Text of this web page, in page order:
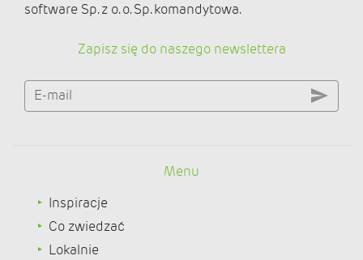
software Sp. z o. o. Sp. komandytowa.
Zapisz się do naszego newslettera
E-mail
Menu
Inspiracje
Co zwiedzać
Lokalnie